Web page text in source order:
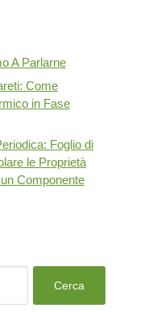
A Parlarne
Come
in Fase
Foglio di
le Proprietà
Componente
Cerca